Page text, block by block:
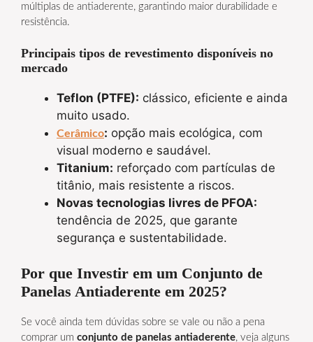
múltiplas de antiaderente, garantindo maior durabilidade e
resistência.
Principais tipos de revestimento disponíveis no
mercado
Teflon (PTFE): clássico, eficiente e ainda
muito usado.
Cerâmico: opção mais ecológica, com
visual moderno e saudável.
Titanium: reforçado com partículas de
titânio, mais resistente a riscos.
Novas tecnologias livres de PFOA:
tendência de 2025, que garante
segurança e sustentabilidade.
Por que Investir em um Conjunto de
Panelas Antiaderente em 2025?
Se você ainda tem dúvidas sobre se vale ou não a pena
comprar um conjunto de panelas antiaderente, veja alguns